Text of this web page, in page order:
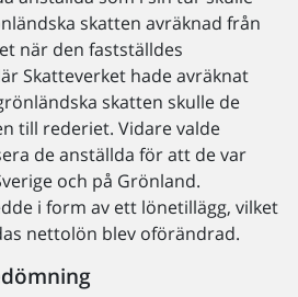
skatten avräknad från
när den fastställdes
Skatteverket hade avräknat
skatten skulle de
till rederiet. Vidare valde
de anställda för att de var
och på Grönland.
i form av ett lönetillägg, vilket
nettolön blev oförändrad.